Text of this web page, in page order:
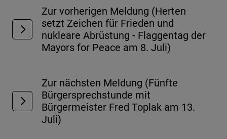
Zur vorherigen Meldung (Herten
setzt Zeichen für Frieden und
nukleare Abrüstung - Flaggentag der
Mayors for Peace am 8. Juli)
Zur nächsten Meldung (Fünfte
Bürgersprechstunde mit
Bürgermeister Fred Toplak am 13.
Juli)